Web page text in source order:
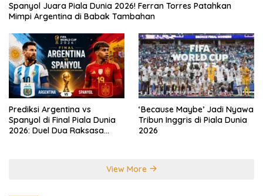
Spanyol Juara Piala Dunia 2026! Ferran Torres Patahkan
Mimpi Argentina di Babak Tambahan
Prediksi Argentina vs
Spanyol di Final Piala Dunia
2026: Duel Dua Raksasa
‘Because Maybe’ Jadi Nyawa
Tribun Inggris di Piala Dunia
2026
View More